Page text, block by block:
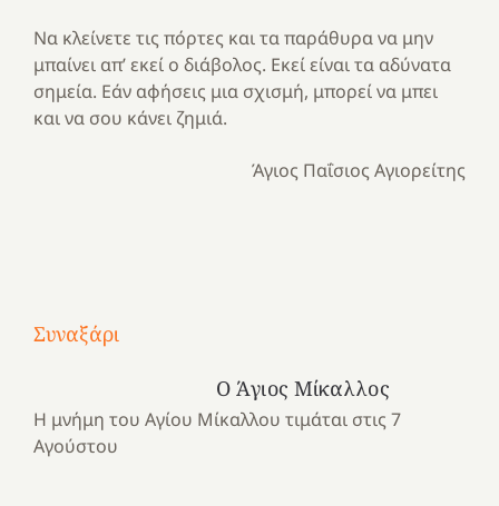
Να κλείνετε τις πόρτες και τα παράθυρα να μην
μπαίνει απ’ εκεί ο διάβολος. Εκεί είναι τα αδύνατα
σημεία. Εάν αφήσεις μια σχισμή, μπορεί να μπει
και να σου κάνει ζημιά.
Άγιος Παΐσιος Αγιορείτης
Συναξάρι
Ο Άγιος Μίκαλλος
Η μνήμη του Αγίου Μίκαλλου τιμάται στις 7
Αγούστου
Μια
ένα
καλοκαίρι
και
Νοσοκομείο
“Ερυθρός
Κατασκηνωτικές
το
Ελληνικό